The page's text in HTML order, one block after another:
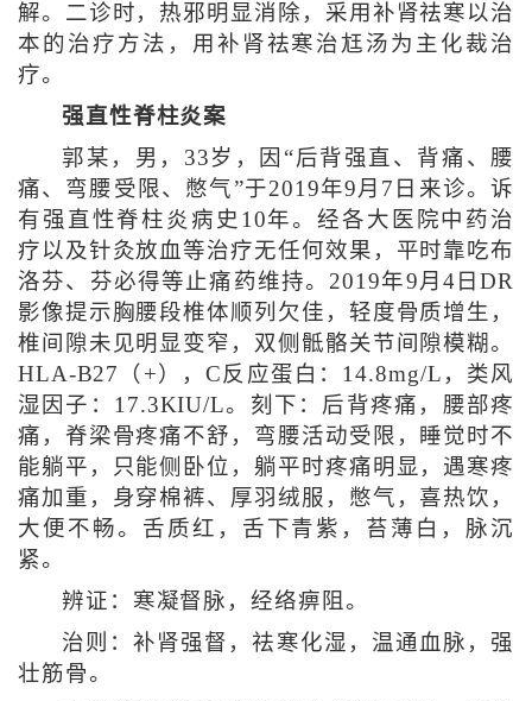
解。二诊时，热邪明显消除，采用补肾祛寒以治
本的治疗方法，用补肾祛寒治尪汤为主化裁治
疗。
强直性脊柱炎案
郭某，男，33岁，因“后背强直、背痛、腰
痛、弯腰受限、憋气”于2019年9月7日来诊。诉
有强直性脊柱炎病史10年。经各大医院中药治
疗以及针灸放血等治疗无任何效果，平时靠吃布
洛芬、芬必得等止痛药维持。2019年9月4日DR
影像提示胸腰段椎体顺列欠佳，轻度骨质增生，
椎间隙未见明显变窄，双侧骶骼关节间隙模糊。
HLA-B27（+），C反应蛋白：14.8mg/L，类风
湿因子：17.3KIU/L。刻下：后背疼痛，腰部疼
痛，脊梁骨疼痛不舒，弯腰活动受限，睡觉时不
能躺平，只能侧卧位，躺平时疼痛明显，遇寒疼
痛加重，身穿棉裤、厚羽绒服，憋气，喜热饮，
大便不畅。舌质红，舌下青紫，苔薄白，脉沉
紧。
辨证：寒凝督脉，经络痹阻。
治则：补肾强督，祛寒化湿，温通血脉，强
壮筋骨。